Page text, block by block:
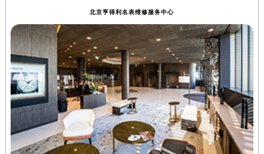
北京亨得利名表维修服务中心